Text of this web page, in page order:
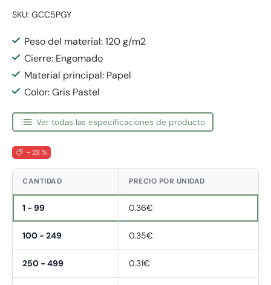
SKU: GCC5PGY
Peso del material: 120 g/m2
Cierre: Engomado
Material principal: Papel
Color: Gris Pastel
Ver todas las especificaciones de producto
- 23 %
CANTIDAD PRECIO POR UNIDAD
1 - 99 0.36€
100 - 249 0.35€
250 - 499 0.31€